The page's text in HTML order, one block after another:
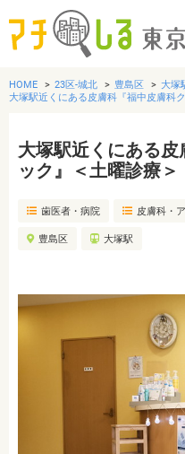
グルメ
美容・健康
おでかけ
HOME 23区-城北 豊島区 大塚
大塚駅近くにある皮膚科『福中皮膚科
大塚駅近くにある
ック』＜土曜診療＞
歯医者・病院 皮膚科・
豊島区 大塚駅